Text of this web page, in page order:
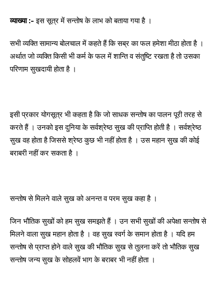
व्याख्या :-इस सूत्र में सन्तोष के लाभ को बताया गया है ।
सभी व्यक्ति सामान्य बोलचाल में कहते हैं कि सब्र का फल हमेशा मीठा होता है ।
अर्थात जो व्यक्ति किसी भी कर्म के फल में शान्ति व संतुष्टि रखता है तो उसका
परिणाम सुखदायी होता है ।
इसी प्रकार योगसूत्र भी कहता है कि जो साधक सन्तोष का पालन पूरी तरह से
करते हैं । उनको इस दुनिया के सर्वश्रेष्ठ सुख की प्राप्ति होती है । सर्वश्रेष्ठ
सुख वह होता है जिससे श्रेष्ठ कुछ भी नहीं होता है । उस महान सुख की कोई
बराबरी नहीं कर सकता है ।
सन्तोष से मिलने वाले सुख को अनन्त व परम सुख कहा है ।
जिन भौतिक सुखों को हम सुख समझते हैं । उन सभी सुखों की अपेक्षा सन्तोष से
मिलने वाला सुख महान होता है । वह सुख स्वर्ग के समान होता है । यदि हम
सन्तोष से प्राप्त होने वाले सुख की भौतिक सुख से तुलना करें तो भौतिक सुख
सन्तोष जन्य सुख के सोहलवें भाग के बराबर भी नहीं होता ।